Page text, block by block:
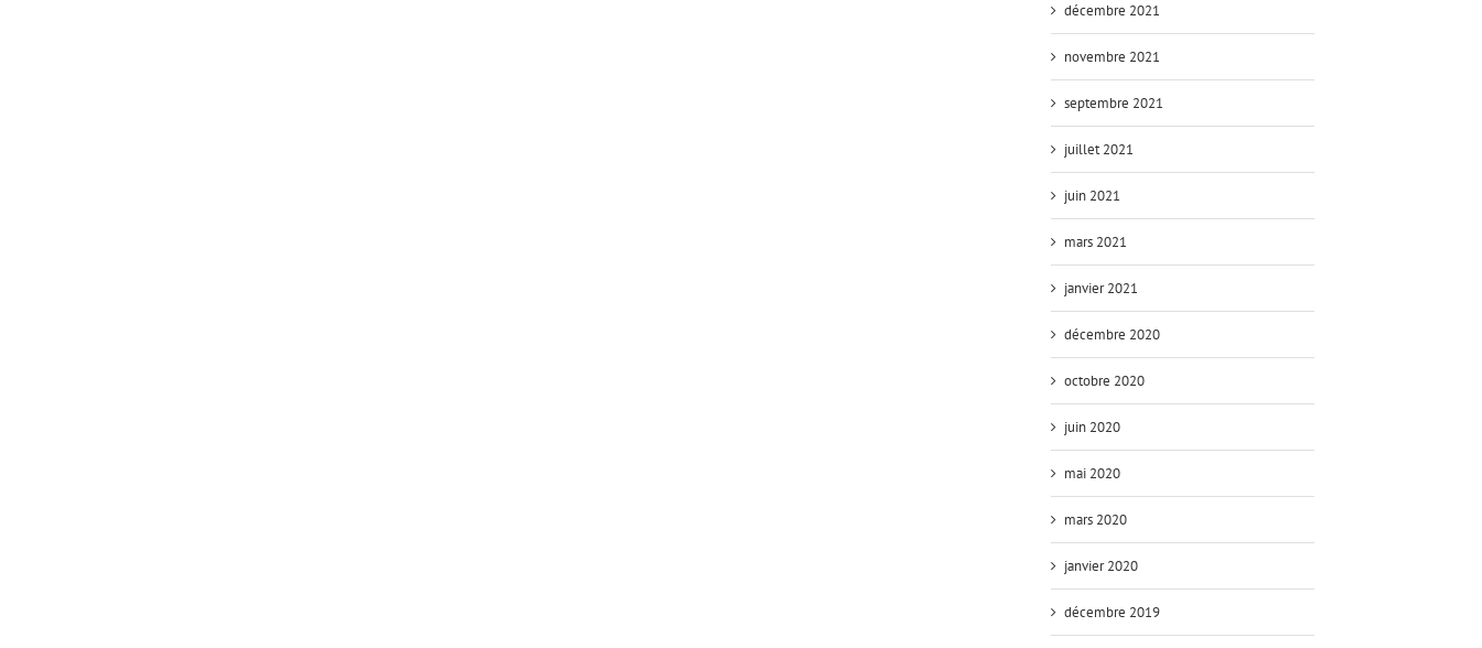
décembre 2021
novembre 2021
septembre 2021
juillet 2021
juin 2021
mars 2021
janvier 2021
décembre 2020
octobre 2020
juin 2020
mai 2020
mars 2020
janvier 2020
décembre 2019